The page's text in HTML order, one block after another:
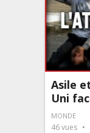
Asile
Uni
MONDE
46vues